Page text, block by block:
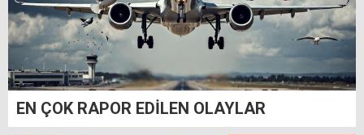
EN ÇOK RAPOR EDİLEN OLAYLAR